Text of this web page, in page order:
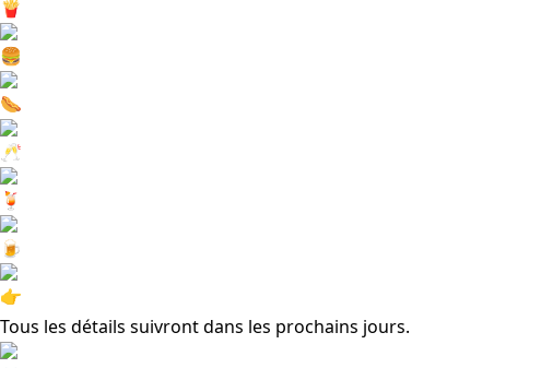
Tous les détails suivront dans les prochains jours.